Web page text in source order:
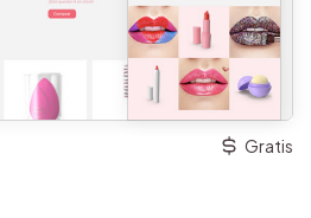
Gratis